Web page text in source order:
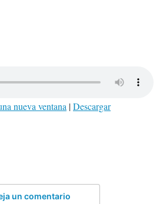
nueva ventana |Descargar
un comentario